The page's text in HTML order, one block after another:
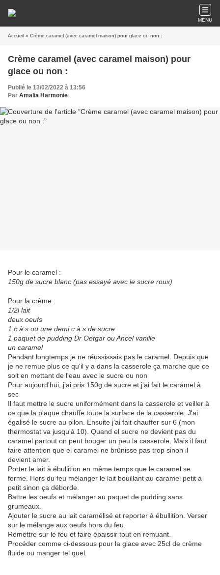
MENU
Accueil » Crème caramel (avec caramel maison) pour glace ou non :
Crème caramel (avec caramel maison) pour
glace ou non :
Publié le 13/02/2022 à 13:56
Par Amalia Harmonie
Pour le caramel :
150g de sucre blanc (pas essayé avec le sucre roux)
Pour la crème :
1/2l lait
deux oeufs
1 c à s ou une demi c à s de sucre
1 paquet de pudding Dr Oetgar ou Ancel vanille
un caramel
Pendant longtemps je ne réussissais pas le caramel. Depuis que
je ne remue plus ce qu'il y a dans la casserole ça marche que ce
soit en mettant de l'eau avec le sucre ou non
Pour aujourd'hui, j'ai pris 150g de sucre et j'ai fait le caramel à
sec
Il faut mettre le sucre uniformément dans la casserole et veiller à
ce que la plaque chauffe toute la surface de la casserole. J'ai
égalisé le sucre au pilon. Ensuite j'ai fait chauffer sur 6 (mon
thermostat va jusqu'à 10). Quand el sucre ne devient pas du
caramel partout on peut bouger un peu la casserole. Mais il faut
faire attention que el caramel ne brûnisse pas trop sinon il
devient amer.
Porter le lait à ébullition en même temps que le caramel se
forme. Hors du feu mélanger le lait bouillant au caramel petit à
petit sinon ça déborde.
Battre les oeufs et mélanger au paquet de pudding sans
grumeaux.
Ajouter le sucre au lait caramélisé et reporter à ébullition. Verser
sur le mélange aux oeufs hors du feu.
Remettre sur le feu et faire épaissir tout en remuant.
Procéder comme ci-dessous pour la glace avec 25cl de crème
fluide ou manger tel quel.